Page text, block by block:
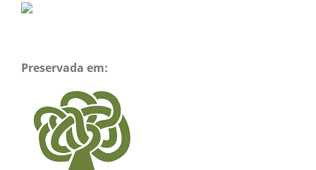
Preservada em: